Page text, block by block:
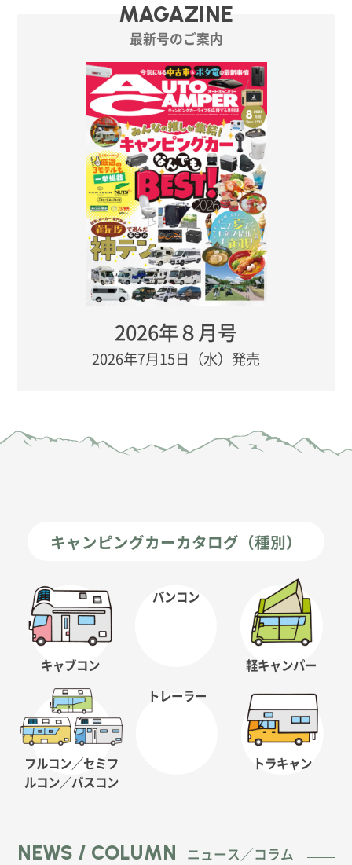
MAGAZINE
最新号のご案内
2026年８月号
2026年7月15日（水）発売
キャンピングカーカタログ（種別）
キャブコン
バンコン
軽キャンパー
フルコン／セミフ
ルコン／バスコン
トレーラー
トラキャン
NEWS / COLUMN ニュース／コラム